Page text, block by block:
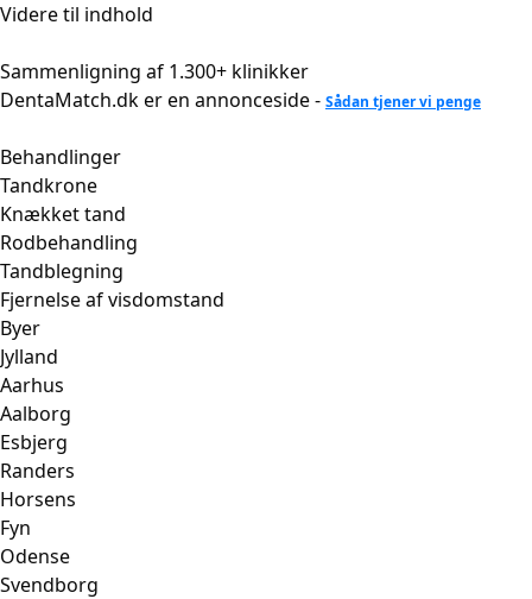
Videre til indhold
Sammenligning af 1.300+ klinikker
DentaMatch.dk er en annonceside - Sådan tjener vi penge
Behandlinger
Tandkrone
Knækket tand
Rodbehandling
Tandblegning
Fjernelse af visdomstand
Byer
Jylland
Aarhus
Aalborg
Esbjerg
Randers
Horsens
Fyn
Odense
Svendborg